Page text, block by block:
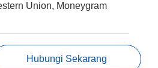
Union, Moneygram
Hubungi Sekarang